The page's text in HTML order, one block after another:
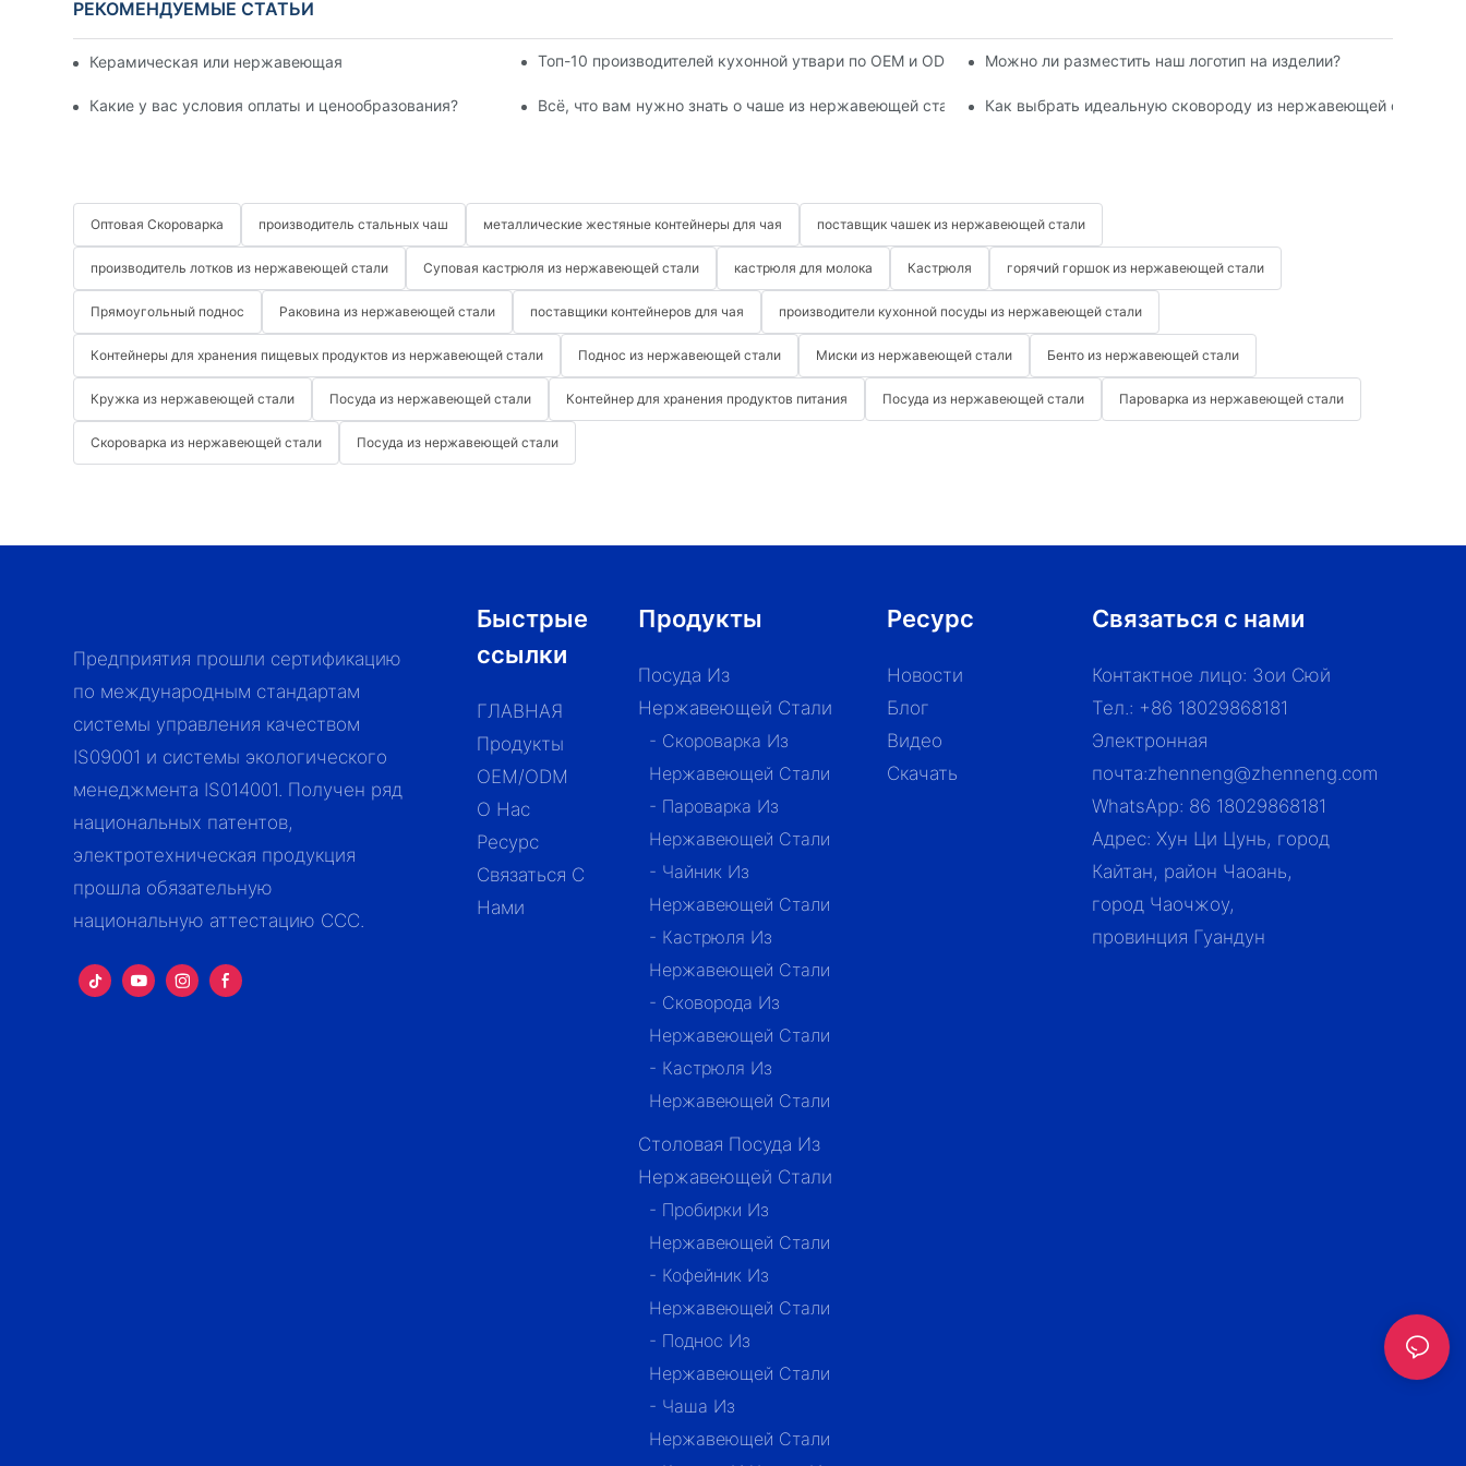
РЕКОМЕНДУЕМЫЕ СТАТЬИ
Керамическая или нержавеющая посуда: что лучше для вашей кухни?Топ-10 производителей кухонной утвари по OEM и ODM заказам в КитаеМожно ли разместить наш логотип на изделии?
Какие у вас условия оплаты и ценообразования? Всё, что вам нужно знать о чаше из нержавеющей стали Как выбрать идеальную сковороду из нержавеющей стали
Оптовая Скороварка производитель стальных чаш металлические жестяные контейнеры для чая поставщик чашек из нержавеющей стали
производитель лотков из нержавеющей стали Суповая кастрюля из нержавеющей стали кастрюля для молока Кастрюля горячий горшок из нержавеющей стали
Прямоугольный поднос Раковина из нержавеющей стали поставщики контейнеров для чая производители кухонной посуды из нержавеющей стали
Контейнеры для хранения пищевых продуктов из нержавеющей стали Поднос из нержавеющей стали Миски из нержавеющей стали Бенто из нержавеющей стали
Кружка из нержавеющей стали Посуда из нержавеющей стали Контейнер для хранения продуктов питания Посуда из нержавеющей стали Пароварка из нержавеющей стали
Скороварка из нержавеющей стали Посуда из нержавеющей стали
Предприятия прошли сертификацию
по международным стандартам
системы управления качеством
IS09001 и системы экологического
менеджмента IS014001. Получен ряд
национальных патентов,
электротехническая продукция
прошла обязательную
национальную аттестацию CCC.
Быстрые
ссылки
ГЛАВНАЯ
Продукты
OEM/ODM
О Нас
Ресурс
Связаться С
Нами
Продукты
Посуда Из
Нержавеющей Стали
- Скороварка Из
Нержавеющей Стали
- Пароварка Из
Нержавеющей Стали
- Чайник Из
Нержавеющей Стали
- Кастрюля Из
Нержавеющей Стали
- Сковорода Из
Нержавеющей Стали
- Кастрюля Из
Нержавеющей Стали
Столовая Посуда Из
Нержавеющей Стали
- Пробирки Из
Нержавеющей Стали
- Кофейник Из
Нержавеющей Стали
- Поднос Из
Нержавеющей Стали
- Чаша Из
Нержавеющей Стали
Ресурс
Новости
Блог
Видео
Скачать
Связаться с нами
Контактное лицо: Зои Сюй
Тел.: +86 18029868181
Электронная
почта:zhenneng@zhenneng.com
WhatsApp: 86 18029868181
Адрес: Хун Ци Цунь, город
Кайтан, район Чаоань,
город Чаочжоу,
провинция Гуандун